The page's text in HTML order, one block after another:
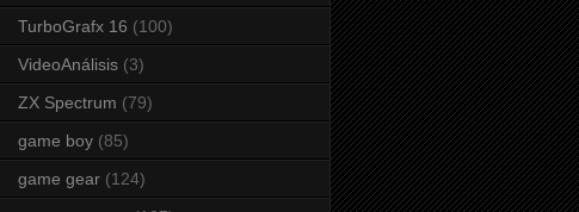
TurboGrafx 16 (100)
VideoAnálisis (3)
ZX Spectrum (79)
game boy (85)
game gear (124)